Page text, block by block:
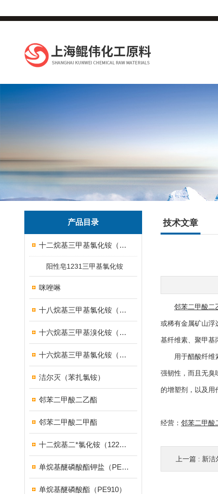
产品目录
十二烷基三甲基氯化铵（1231）
阳性皂1231三甲基氯化铵
咪唑啉
十八烷基三甲基氯化铵（1831）
十六烷基三甲基溴化铵（1631溴型）
十六烷基三甲基氯化铵（1631）
洁尔灭（苯扎氯铵）
邻苯二甲酸二乙酯
邻苯二甲酸二甲酯
十二烷基二*氯化铵（1227）
单烷基醚磷酸酯钾盐（PE939）
单烷基醚磷酸酯（PE910）
技术文章
邻苯二甲酸二
或稀有金属矿山浮
基纤维素、聚甲基
用于醋酸纤维素
强韧性，而且无臭
的增塑剂，以及用
经营： 邻苯二甲酸
上一篇 : 新洁